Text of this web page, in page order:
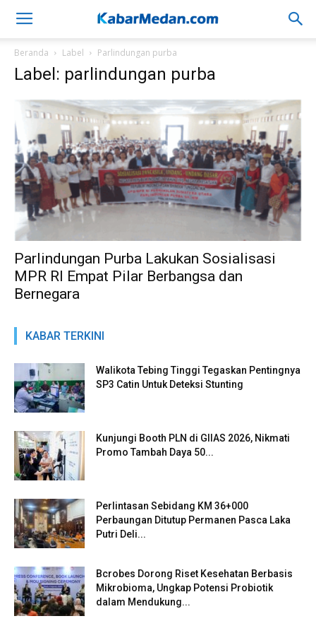
Beranda Label Parlindungan purba
Label: parlindungan purba
Parlindungan Purba Lakukan Sosialisasi
MPR RI Empat Pilar Berbangsa dan
Bernegara
KABAR TERKINI
Walikota Tebing Tinggi Tegaskan Pentingnya
SP3 Catin Untuk Deteksi Stunting
Kunjungi Booth PLN di GIIAS 2026, Nikmati
Promo Tambah Daya 50...
Perlintasan Sebidang KM 36+000
Perbaungan Ditutup Permanen Pasca Laka
Putri Deli...
Bcrobes Dorong Riset Kesehatan Berbasis
Mikrobioma, Ungkap Potensi Probiotik
dalam Mendukung...